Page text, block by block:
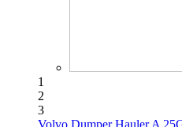
1
2
3
Volvo Dumper Hauler A